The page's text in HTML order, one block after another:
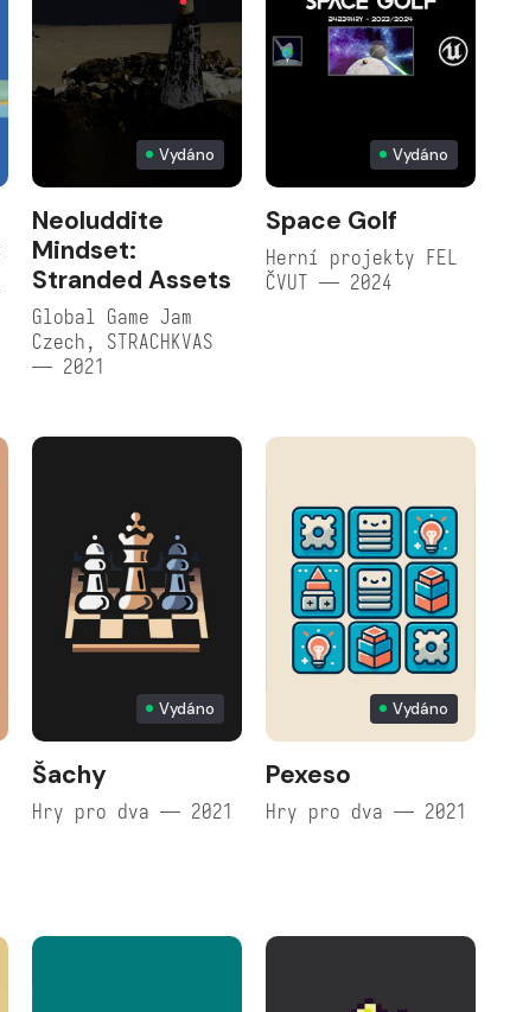
Vydáno
Neoluddite
Mindset:
Stranded Assets
Global Game Jam
Czech, STRACHKVAS
— 2021
Vydáno
Space Golf
Herní projekty FEL
ČVUT — 2024
Vydáno
Šachy
Hry pro dva — 2021
Vydáno
Pexeso
Hry pro dva — 2021